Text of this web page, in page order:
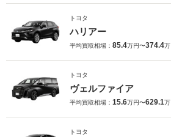
トヨタ
ハリアー
平均買取相場： 85.4万円〜374.4万
トヨタ
ヴェルファイア
平均買取相場： 15.6万円〜629.1万
トヨタ